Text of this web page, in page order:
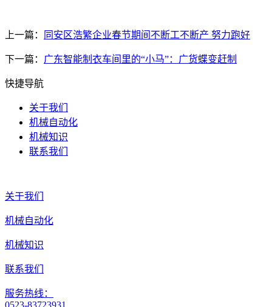
上一篇： 同安区浩繁企业春节期间不断工不断产 努力跑好
下一篇： 广东智能制衣车间里的“小马”：广货蝶变赶制
快捷导航
关于我们
机械自动化
机械知识
联系我们
关于我们
机械自动化
机械知识
联系我们
服务热线：